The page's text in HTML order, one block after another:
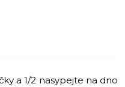
a 1/2 nasypejte na dno